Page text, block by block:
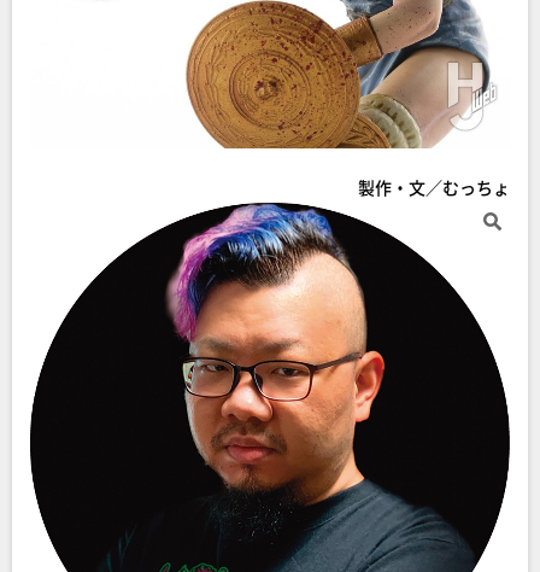
製作・文／むっちょ